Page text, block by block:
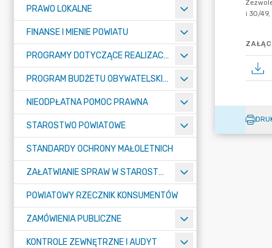
PRAWO LOKALNE
FINANSE I MIENIE POWIATU
PROGRAMY DOTYCZĄCE REALIZACJI ZADAŃ PUBLICZNYCH
PROGRAM BUDŻETU OBYWATELSKIEGO POWIATU BYDGOSKIEGO
NIEODPŁATNA POMOC PRAWNA
STAROSTWO POWIATOWE
STANDARDY OCHRONY MAŁOLETNICH
ZAŁATWIANIE SPRAW W STAROSTWIE
POWIATOWY RZECZNIK KONSUMENTÓW
ZAMÓWIENIA PUBLICZNE
KONTROLE ZEWNĘTRZNE I AUDYT